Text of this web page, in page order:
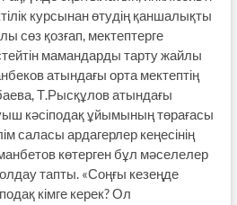
курсынан өтудің қаншалықты
сөз қозғап, мектептерге
мамандарды тарту жайлы
атындағы орта мектептің
Т.Рысқұлов атындағы
кәсіподақ ұйымының төрағасы
саласы ардагерлер кеңесінің
көтерген бұл мәселелер
тапты. «Соңғы кезеңде
кімге керек? Ол